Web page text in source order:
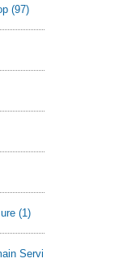
(97)
(1)
Servi